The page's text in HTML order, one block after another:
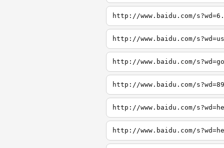
http://www.baidu.com/
http://www.baidu.com/
http://www.baidu.com/
http://www.baidu.com/
http://www.baidu.com/
http://www.baidu.com/